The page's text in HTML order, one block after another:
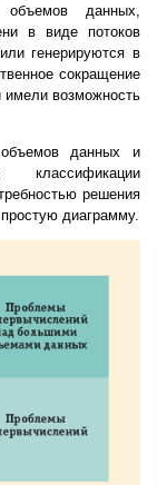
объемов данных,
в виде потоков
генерируются в
сокращение
имели возможность
данных и
классификации
решения
диаграмму.